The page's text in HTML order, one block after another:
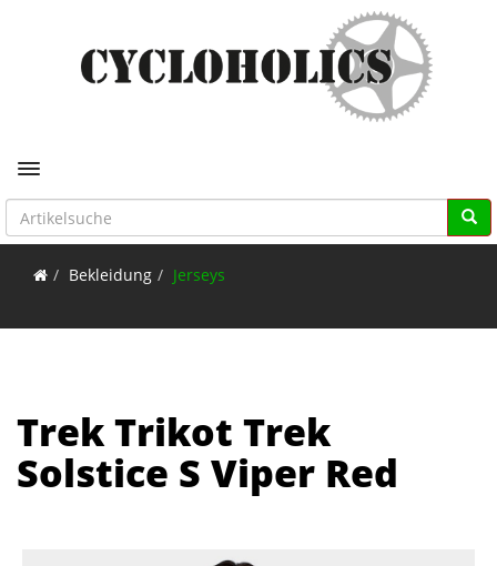
Toggle navigation
Bekleidung Jerseys
Trek Trikot Trek
Solstice S Viper Red